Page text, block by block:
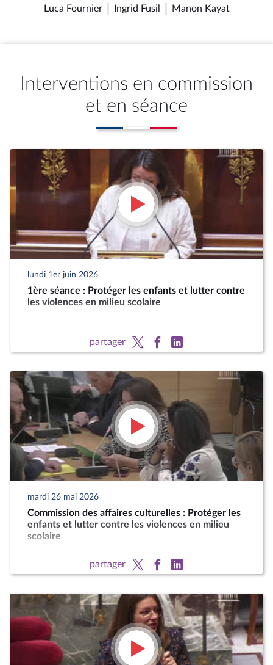
Luca Fournier Ingrid Fusil Manon Kayat
Interventions en commission
et en séance
lundi 1er juin 2026
1ère séance : Protéger les enfants et lutter contre
les violences en milieu scolaire
partager
mardi 26 mai 2026
Commission des affaires culturelles : Protéger les
enfants et lutter contre les violences en milieu
scolaire
partager